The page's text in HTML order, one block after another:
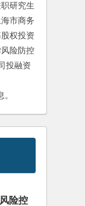
研究生
市商务
权投资
险防控
投融资
险控